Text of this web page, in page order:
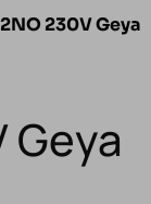
230V Geya
Geya